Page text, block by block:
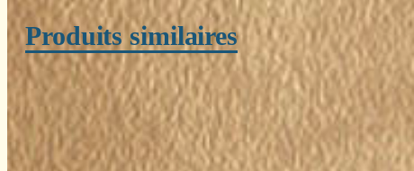
Produits similaires